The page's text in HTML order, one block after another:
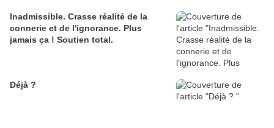
Inadmissible. Crasse réalité de la
connerie et de l'ignorance. Plus
jamais ça ! Soutien total.
Déjà ?